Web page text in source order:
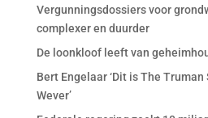
Vergunningsdossiers voor
complexer en duurder
De loonkloof leeft van
Bert Engelaar ‘Dit is The Truman
Wever’